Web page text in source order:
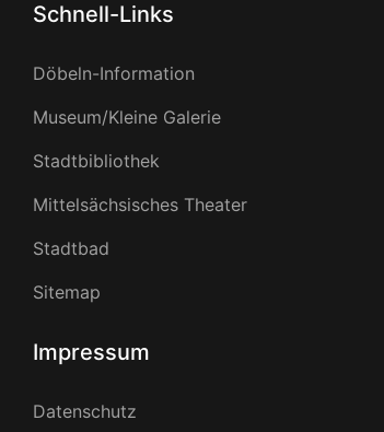
Schnell-Links
Döbeln-Information
Museum/Kleine Galerie
Stadtbibliothek
Mittelsächsisches Theater
Stadtbad
Sitemap
Impressum
Datenschutz